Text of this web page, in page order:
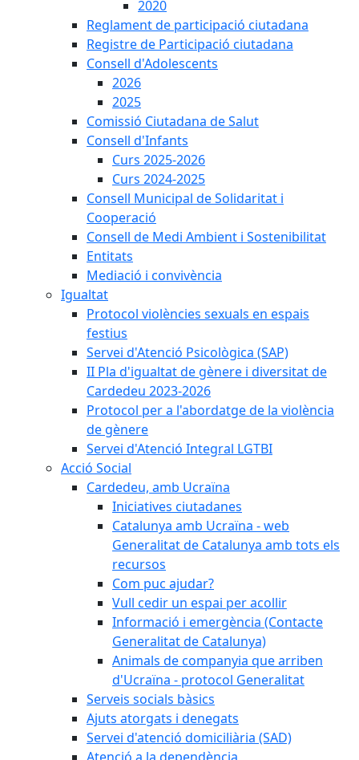
2020
Reglament de participació ciutadana
Registre de Participació ciutadana
Consell d'Adolescents
2026
2025
Comissió Ciutadana de Salut
Consell d'Infants
Curs 2025-2026
Curs 2024-2025
Consell Municipal de Solidaritat i
Cooperació
Consell de Medi Ambient i Sostenibilitat
Entitats
Mediació i convivència
Igualtat
Protocol violències sexuals en espais
festius
Servei d'Atenció Psicològica (SAP)
II Pla d'igualtat de gènere i diversitat de
Cardedeu 2023-2026
Protocol per a l'abordatge de la violència
de gènere
Servei d'Atenció Integral LGTBI
Acció Social
Cardedeu, amb Ucraïna
Iniciatives ciutadanes
Catalunya amb Ucraïna - web
Generalitat de Catalunya amb tots els
recursos
Com puc ajudar?
Vull cedir un espai per acollir
Informació i emergència (Contacte
Generalitat de Catalunya)
Animals de companyia que arriben
d'Ucraïna - protocol Generalitat
Serveis socials bàsics
Ajuts atorgats i denegats
Servei d'atenció domiciliària (SAD)